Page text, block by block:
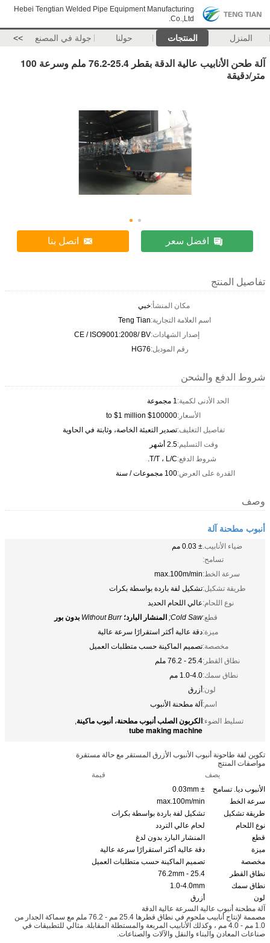
Hebei Tengtian Welded Pipe Equipment Manufacturing
Co.,Ltd.
المنزل المنتجات حولنا جولة في المصنع >>
آلة طحن الأنابيب عالية الدقة بقطر 25.4-76.2 ملم وسرعة 100
متر/دقيقة
افضل سعر اتصل بنا
تفاصيل المنتج
مكان المنشأ:خبي
اسم العلامة التجارية:Teng Tian
إصدار الشهادات:CE / ISO9001:2008/ BV
رقم الموديل:HG76
شروط الدفع والشحن
الحد الأدنى لكمية:1 مجموعة
الأسعار:$100000 to $1 million
تفاصيل التغليف:تصدير التعبئة الخاصة، وثابتة في الحاوية
وقت التسليم:2.5 أشهر
شروط الدفع:T/T ، L/C.
القدرة على العرض:100 مجموعات / سنة
وصف
أنبوب مطحنة آلة
ضياء الأنابيب.
تسامح:
± 0.03 مم
سرعة الخط:max.100m/min
طريقة تشكيل:تشكيل لفة باردة بواسطة بكرات
نوع اللحام:عالي اللحام الحديد
قطع:Cold Saw; المنشار البارد؛ Without Burr بدون بور
ميزة:دقة عالية أكثر استقرارًا سرعة عالية
مخصصة:تصميم الماكينة حسب متطلبات العميل
نطاق القطر:25.4 - 76.2 ملم
نطاق سمك:1.0-4.0 مم
لون:أزرق
اسم:آلة مطحنة الأنبوب
تسليط الضوء:الكربون الصلب أنبوب مطحنة، أنبوب ماكينة,
tube making machine
تكوين لفة طاحونة أنبوب الأنبوب الأزرق المستقر مع حالة مستقرة
مواصفات المنتج
يصف
قيمة
الأنبوب ديا. تسامح
± 0.03mm
سرعة الخط
max.100m/min
طريقة تشكيل
تشكيل لفة باردة بواسطة بكرات
نوع اللحام
لحام عالي التردد
قطع
المنشار البارد بدون لدغ
ميزة
دقة عالية أكثر استقرارًا سرعة عالية
مخصصة
تصميم الماكينة حسب متطلبات العميل
نطاق القطر
25.4 - 76.2mm
نطاق سمك
1.0-4.0mm
لون
أزرق
آلة مطحنة أنبوب عالية السرعة عالية الدقة
مصممة لإنتاج أنابيب ملحوم في نطاق قطرها 25.4 مم - 76.2 ملم مع سماكة الجدار من
1.0 مم - 4.0 مم ، وكذلك الأنابيب المربعة والمستطلة المقابلة. مثالي للتطبيقات في
صناعات المعادن والبناء والنقل والآلات والصناعات.